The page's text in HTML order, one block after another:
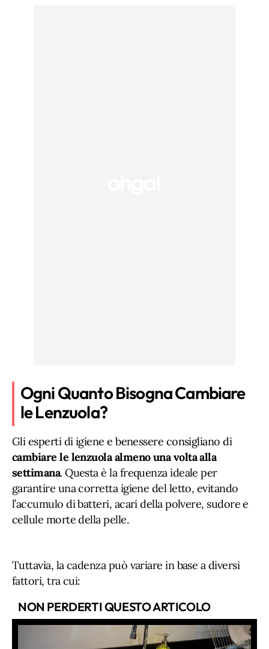
Ogni Quanto Bisogna Cambiare
le Lenzuola?
Gli esperti di igiene e benessere consigliano di
cambiare le lenzuola almeno una volta alla
settimana. Questa è la frequenza ideale per
garantire una corretta igiene del letto, evitando
l’accumulo di batteri, acari della polvere, sudore e
cellule morte della pelle.
Tuttavia, la cadenza può variare in base a diversi
fattori, tra cui:
NON PERDERTI QUESTO ARTICOLO